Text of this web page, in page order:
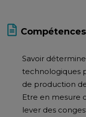
Savoir
technologiques
de production
Etre en mesure
lever des